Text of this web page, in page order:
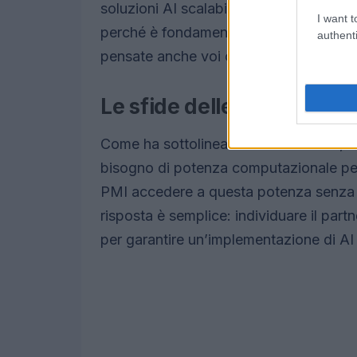
I want
soluzioni AI scalabili e sicure, che
perché è fondamentale creare un
pensate anche voi che sia giunto il
Le sfide delle PMI
Come ha sottolineato Chiara Grande,
bisogno di potenza computazionale
PMI accedere a questa potenza
risposta è semplice: individuare il
per garantire un’implementazione di